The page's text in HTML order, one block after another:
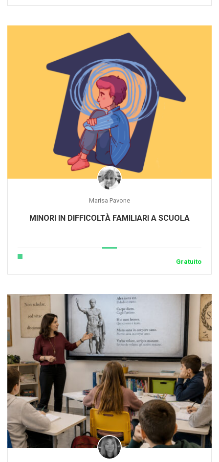
Marisa Pavone
MINORI IN DIFFICOLTÀ FAMILIARI A SCUOLA
Gratuito